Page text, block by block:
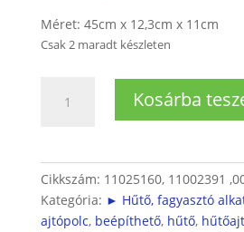
Méret: 45cm x 12,3cm x 11cm
Csak 2 maradt készleten
hűtőhöz
mennyiség
Kosárba
Cikkszám: 11025160, 11002391
Kategória: ► Hűtő, fagyasztó
ajtópolc, beépíthető, hűtő,